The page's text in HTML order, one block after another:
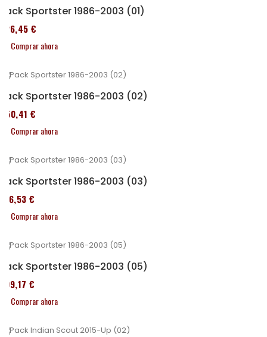
Pack Sportster 1986-2003 (01)
326,45 €
Comprar ahora
Pack Sportster 1986-2003 (02)
450,41 €
Comprar ahora
Pack Sportster 1986-2003 (03)
516,53 €
Comprar ahora
Pack Sportster 1986-2003 (05)
299,17 €
Comprar ahora